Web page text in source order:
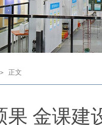
> 正文
果 金课